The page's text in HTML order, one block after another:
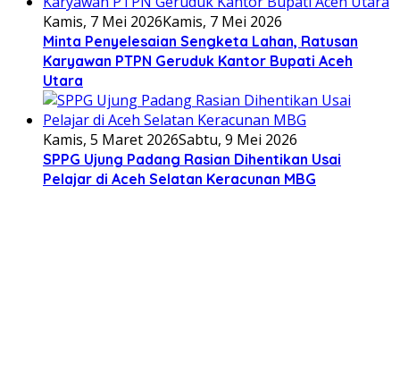
Kamis, 7 Mei 2026Kamis, 7 Mei 2026
Minta Penyelesaian Sengketa Lahan, Ratusan
Karyawan PTPN Geruduk Kantor Bupati Aceh
Utara
Kamis, 5 Maret 2026Sabtu, 9 Mei 2026
SPPG Ujung Padang Rasian Dihentikan Usai
Pelajar di Aceh Selatan Keracunan MBG